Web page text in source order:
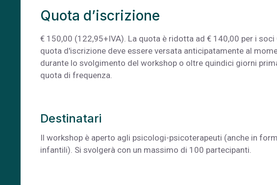
Quota d’iscrizione
€ 150,00 (122,95+IVA). La quota è ridotta ad € 140,00 per i
quota d'iscrizione deve essere versata anticipatamente al
durante lo svolgimento del workshop o oltre quindici giorni
quota di frequenza.
Destinatari
Il workshop è aperto agli psicologi-psicoterapeuti (anche in
infantili). Si svolgerà con un massimo di 100 partecipanti.